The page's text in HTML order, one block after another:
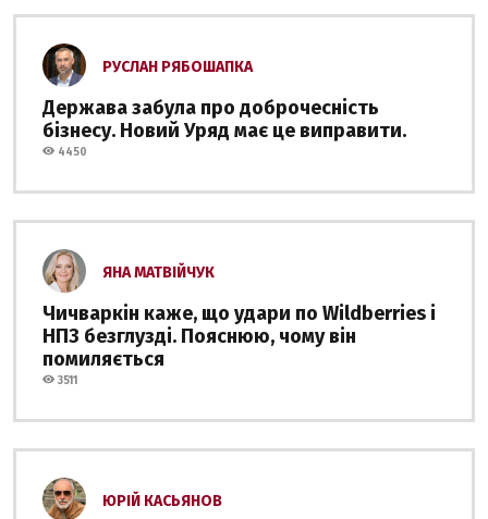
РУСЛАН РЯБОШАПКА
Держава забула про доброчесність
бізнесу. Новий Уряд має це виправити.
4450
ЯНА МАТВІЙЧУК
Чичваркін каже, що удари по Wildberries і
НПЗ безглузді. Пояснюю, чому він
помиляється
3511
ЮРІЙ КАСЬЯНОВ